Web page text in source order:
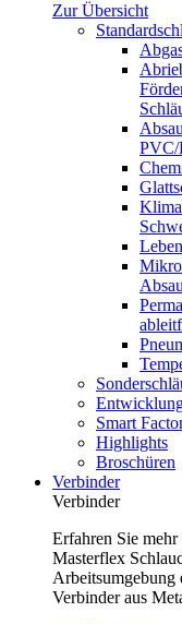
Zur Übersicht
PVC/
Smart
Highlights
Broschüren
Verbinder
Verbinder
Erfahren Sie
Masterflex
Arbeitsumgebung
Verbinder aus